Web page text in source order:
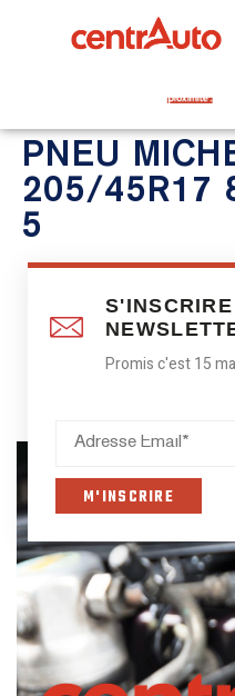
PNEU
205/45R17
5
Promis c'est 15